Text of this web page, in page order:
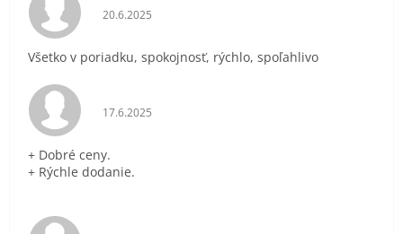
Hodnotenie obchodu je 5 z 5 hviezdičiek.
20.6.2025
Všetko v poriadku, spokojnosť, rýchlo, spoľahlivo
Hodnotenie obchodu je 5 z 5 hviezdičiek.
17.6.2025
+ Dobré ceny.
+ Rýchle dodanie.